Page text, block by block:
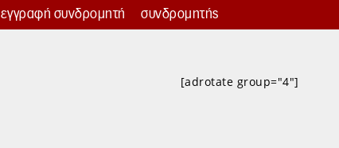
εγγραφή συνδρομητή συνδρομητής
[adrotate group="4"]